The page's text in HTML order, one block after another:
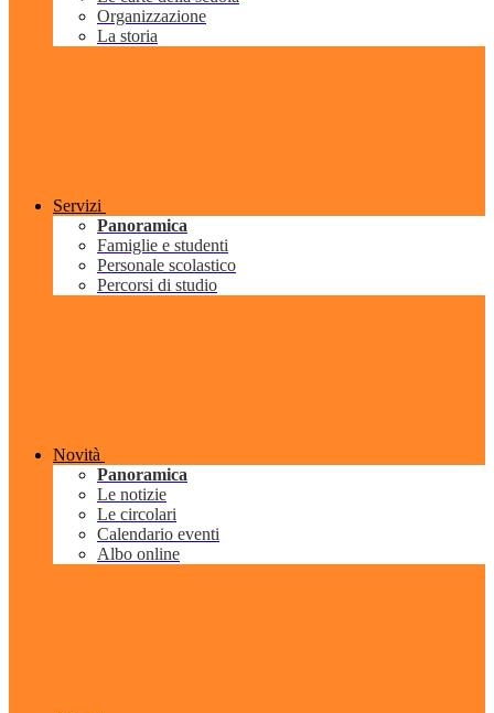
Organizzazione
La storia
Servizi
Panoramica
Famiglie e studenti
Personale scolastico
Percorsi di studio
Novità
Panoramica
Le notizie
Le circolari
Calendario eventi
Albo online